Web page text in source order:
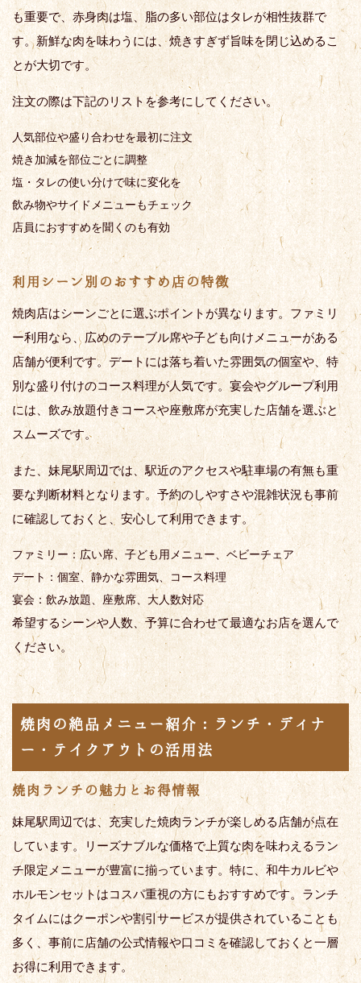
も重要で、赤身肉は塩、脂の多い部位はタレが相性抜群で
す。新鮮な肉を味わうには、焼きすぎず旨味を閉じ込めるこ
とが大切です。
注文の際は下記のリストを参考にしてください。
人気部位や盛り合わせを最初に注文
焼き加減を部位ごとに調整
塩・タレの使い分けで味に変化を
飲み物やサイドメニューもチェック
店員におすすめを聞くのも有効
利用シーン別のおすすめ店の特徴
焼肉店はシーンごとに選ぶポイントが異なります。ファミリ
ー利用なら、広めのテーブル席や子ども向けメニューがある
店舗が便利です。デートには落ち着いた雰囲気の個室や、特
別な盛り付けのコース料理が人気です。宴会やグループ利用
には、飲み放題付きコースや座敷席が充実した店舗を選ぶと
スムーズです。
また、妹尾駅周辺では、駅近のアクセスや駐車場の有無も重
要な判断材料となります。予約のしやすさや混雑状況も事前
に確認しておくと、安心して利用できます。
ファミリー：広い席、子ども用メニュー、ベビーチェア
デート：個室、静かな雰囲気、コース料理
宴会：飲み放題、座敷席、大人数対応
希望するシーンや人数、予算に合わせて最適なお店を選んで
ください。
焼肉の絶品メニュー紹介：ランチ・ディナ
ー・テイクアウトの活用法
焼肉ランチの魅力とお得情報
妹尾駅周辺では、充実した焼肉ランチが楽しめる店舗が点在
しています。リーズナブルな価格で上質な肉を味わえるラン
チ限定メニューが豊富に揃っています。特に、和牛カルビや
ホルモンセットはコスパ重視の方にもおすすめです。ランチ
タイムにはクーポンや割引サービスが提供されていることも
多く、事前に店舗の公式情報や口コミを確認しておくと一層
お得に利用できます。